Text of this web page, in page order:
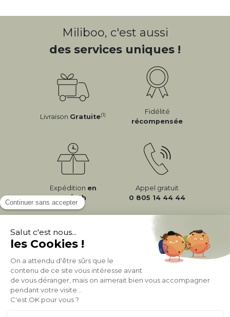
Miliboo, c'est aussi
des services uniques !
Livraison Gratuite(1)
Fidélité
récompensée
Expédition en
24/72h
Appel gratuit
0 805 14 44 44
À PROPOS DE MILIBOO
AIDE & CONTACT